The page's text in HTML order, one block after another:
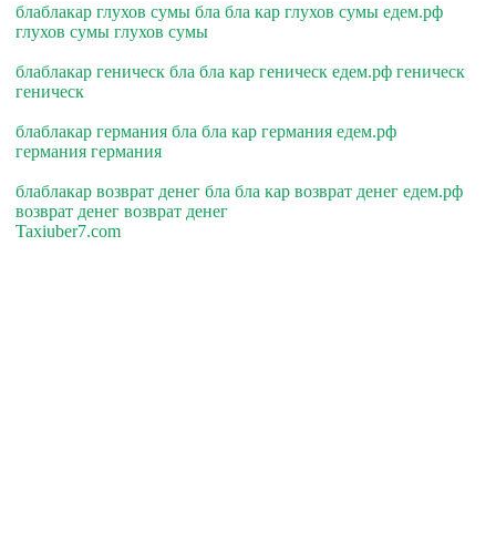
блаблакар глухов сумы бла бла кар глухов сумы едем.рф
глухов сумы глухов сумы
блаблакар геническ бла бла кар геническ едем.рф геническ
геническ
блаблакар германия бла бла кар германия едем.рф
германия германия
блаблакар возврат денег бла бла кар возврат денег едем.рф
возврат денег возврат денег
Taxiuber7.com